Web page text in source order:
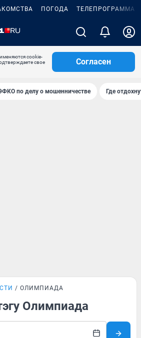
ПОГОДА ТЕЛЕПРОГРАММА
cookie-
свое
Согласен
по делу о мошенничестве Где
ОЛИМПИАДА
Олимпиада